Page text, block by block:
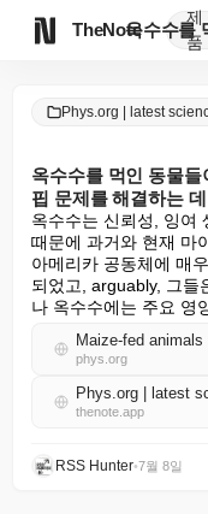
TheNote
제
품
Phys.org | latest
옥수수를 먹인 동물
핍 문제를 해결하는
옥수수는 신뢰성, 잉여
때문에 과거와 현재 마
아메리카 공동체에 매
되었고, arguably, 그들
나 옥수수에는 주요 영
phys.org
thenote.app
RSS Hunter•7월 8일